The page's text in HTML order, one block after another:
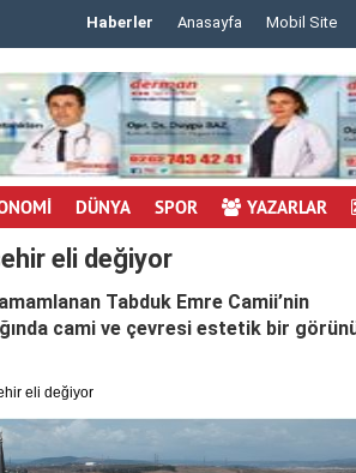
Haberler Anasayfa Mobil Site
DÜNYA SPOR YAZARLAR
eli değiyor
Tabduk Emre Camii’nin
cami ve çevresi estetik bir
eli değiyor